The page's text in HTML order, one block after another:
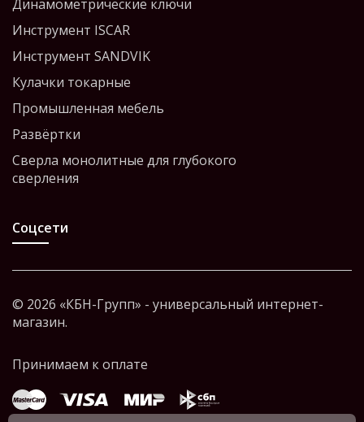
Динамометрические ключи
Инструмент ISCAR
Инструмент SANDVIK
Кулачки токарные
Промышленная мебель
Развёртки
Сверла монолитные для глубокого
сверления
Соцсети
© 2026 «КБН-Групп» - универсальный интернет-
магазин.